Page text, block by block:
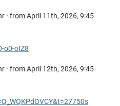
· from April 11th, 2026, 9:45
o0-oIZ8
· from April 12th, 2026, 9:45